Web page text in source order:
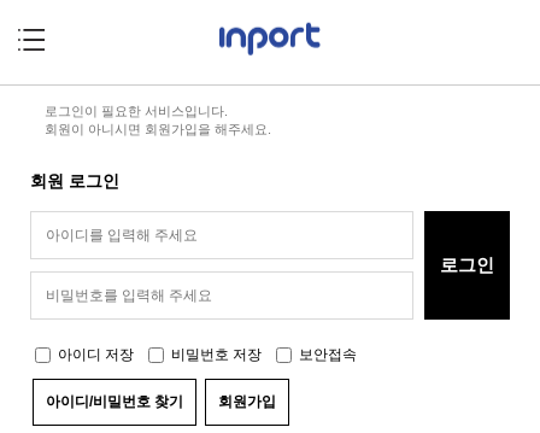
로그인이 필요한 서비스입니다.
회원이 아니시면 회원가입을 해주세요.
회원 로그인
아이디 저장 비밀번호 저장 보안접속
아이디/비밀번호 찾기 회원가입